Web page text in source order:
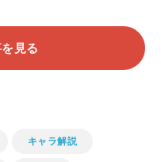
見る
キャラ解説